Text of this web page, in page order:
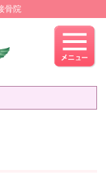
骨院